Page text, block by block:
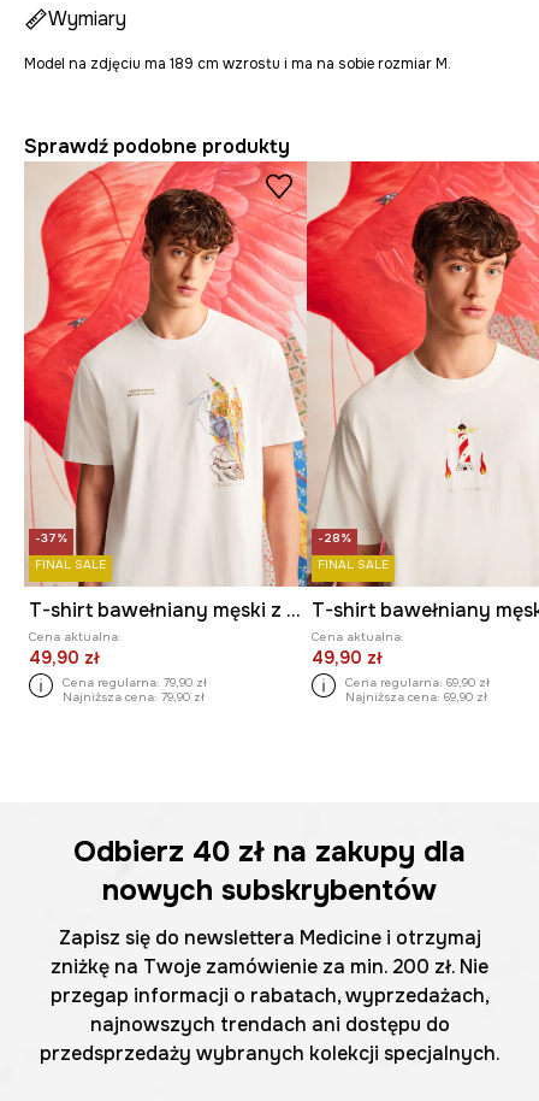
Wymiary
Model na zdjęciu ma 189 cm wzrostu i ma na sobie rozmiar M.
Sprawdź podobne produkty
-37%
FINAL SALE
T-shirt bawełniany męski z elastanem z kolekcji El Gato Chimney x Medicine kolor beżowy
Cena aktualna:
49,90 zł
Cena regularna: 79,90 zł
Najniższa cena: 79,90 zł
-28%
FINAL SALE
Cena aktualna:
49,90 zł
Cena regularna: 69,90 zł
Najniższa cena: 69,90 zł
Odbierz 40 zł na zakupy dla
nowych subskrybentów
Zapisz się do newslettera Medicine i otrzymaj
zniżkę na Twoje zamówienie za min. 200 zł. Nie
przegap informacji o rabatach, wyprzedażach,
najnowszych trendach ani dostępu do
przedsprzedaży wybranych kolekcji specjalnych.